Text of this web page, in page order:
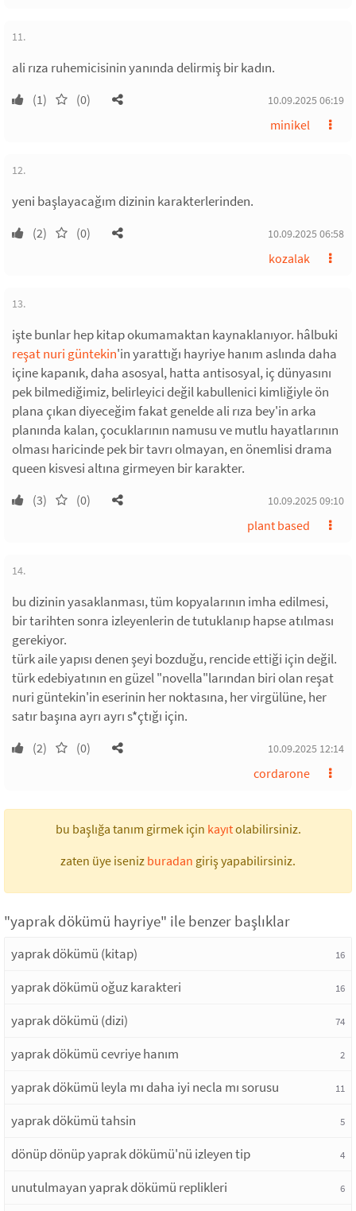
11.
ali rıza ruhemicisinin yanında delirmiş bir kadın.
(1) (0) 10.09.2025 06:19
minikel
12.
yeni başlayacağım dizinin karakterlerinden.
(2) (0) 10.09.2025 06:58
kozalak
13.
işte bunlar hep kitap okumamaktan kaynaklanıyor. hâlbuki
reşat nuri güntekin'in yarattığı hayriye hanım aslında daha
içine kapanık, daha asosyal, hatta antisosyal, iç dünyasını
pek bilmediğimiz, belirleyici değil kabullenici kimliğiyle ön
plana çıkan diyeceğim fakat genelde ali rıza bey'in arka
planında kalan, çocuklarının namusu ve mutlu hayatlarının
olması haricinde pek bir tavrı olmayan, en önemlisi drama
queen kisvesi altına girmeyen bir karakter.
(3) (0) 10.09.2025 09:10
plant based
14.
bu dizinin yasaklanması, tüm kopyalarının imha edilmesi,
bir tarihten sonra izleyenlerin de tutuklanıp hapse atılması
gerekiyor.
türk aile yapısı denen şeyi bozduğu, rencide ettiği için değil.
türk edebiyatının en güzel "novella"larından biri olan reşat
nuri güntekin'in eserinin her noktasına, her virgülüne, her
satır başına ayrı ayrı s*çtığı için.
(2) (0) 10.09.2025 12:14
cordarone
bu başlığa tanım girmek için kayıtolabilirsiniz.
zaten üye iseniz buradan giriş yapabilirsiniz.
"yaprak dökümü hayriye" ile benzer başlıklar
yaprak dökümü (kitap) 16
yaprak dökümü oğuz karakteri 16
yaprak dökümü (dizi) 74
yaprak dökümü cevriye hanım 2
yaprak dökümü leyla mı daha iyi necla mı sorusu 11
yaprak dökümü tahsin 5
dönüp dönüp yaprak dökümü'nü izleyen tip 4
unutulmayan yaprak dökümü replikleri 6